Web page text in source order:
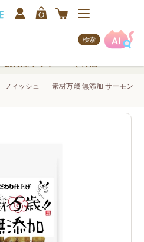
検索
フィッシュ
素材万歳 無添加 サーモン